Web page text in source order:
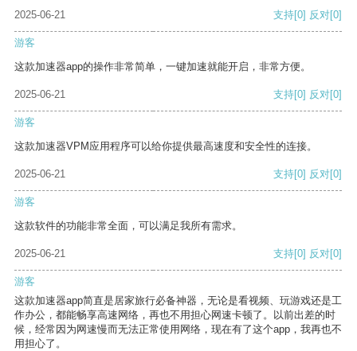
2025-06-21
支持[0] 反对[0]
游客
这款加速器app的操作非常简单，一键加速就能开启，非常方便。
2025-06-21 支持[0] 反对[0]
游客
这款加速器VPM应用程序可以给你提供最高速度和安全性的连接。
2025-06-21 支持[0] 反对[0]
游客
这款软件的功能非常全面，可以满足我所有需求。
2025-06-21 支持[0] 反对[0]
游客
这款加速器app简直是居家旅行必备神器，无论是看视频、玩游戏还是工
作办公，都能畅享高速网络，再也不用担心网速卡顿了。以前出差的时
候，经常因为网速慢而无法正常使用网络，现在有了这个app，我再也不
用担心了。